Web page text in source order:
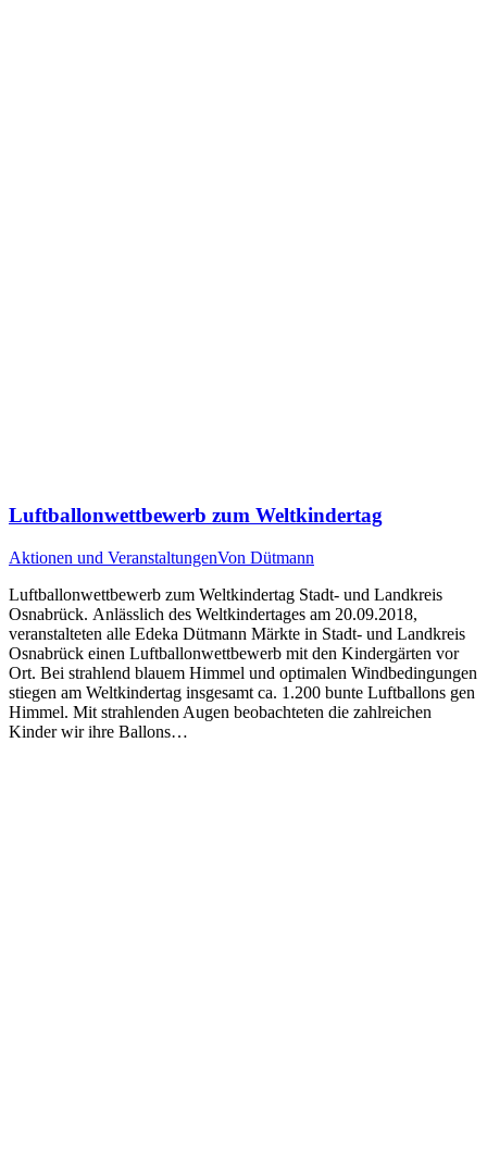
Luftballonwettbewerb zum Weltkindertag
Aktionen und VeranstaltungenVon Dütmann
Luftballonwettbewerb zum Weltkindertag Stadt- und Landkreis
Osnabrück. Anlässlich des Weltkindertages am 20.09.2018,
veranstalteten alle Edeka Dütmann Märkte in Stadt- und Landkreis
Osnabrück einen Luftballonwettbewerb mit den Kindergärten vor
Ort. Bei strahlend blauem Himmel und optimalen Windbedingungen
stiegen am Weltkindertag insgesamt ca. 1.200 bunte Luftballons gen
Himmel. Mit strahlenden Augen beobachteten die zahlreichen
Kinder wir ihre Ballons…